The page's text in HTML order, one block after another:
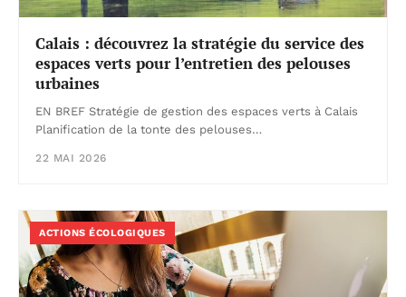
Calais : découvrez la stratégie du service des
espaces verts pour l’entretien des pelouses
urbaines
EN BREF Stratégie de gestion des espaces verts à Calais
Planification de la tonte des pelouses…
22 MAI 2026
ACTIONS ÉCOLOGIQUES